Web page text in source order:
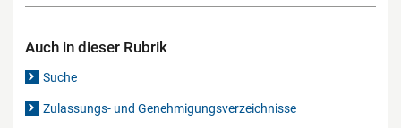
Auch in dieser Rubrik
Suche
Zulassungs- und Genehmigungsverzeichnisse